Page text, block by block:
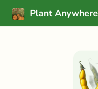
Plant Anywhere